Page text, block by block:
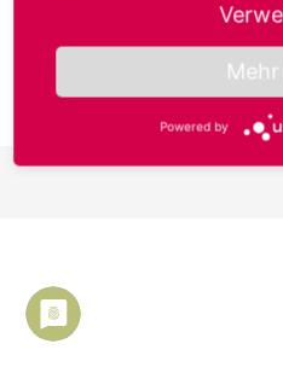
Powered by